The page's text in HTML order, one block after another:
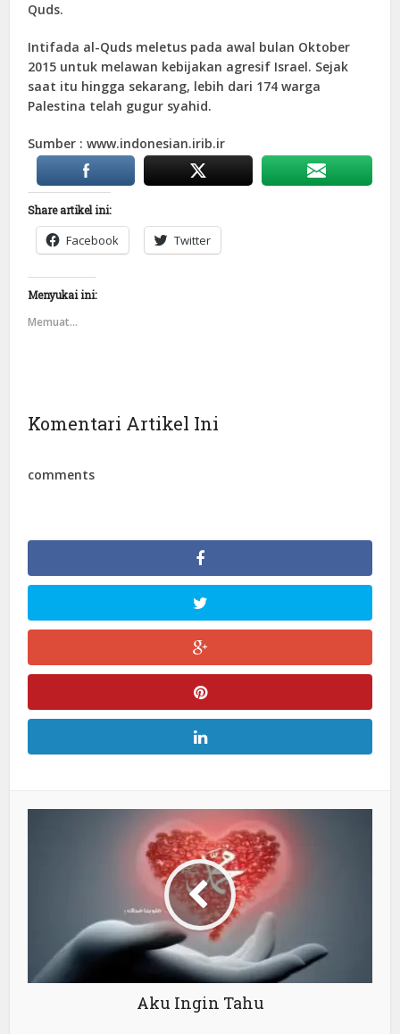
Quds.
Intifada al-Quds meletus pada awal bulan Oktober
2015 untuk melawan kebijakan agresif Israel. Sejak
saat itu hingga sekarang, lebih dari 174 warga
Palestina telah gugur syahid.
Sumber : www.indonesian.irib.ir
Share artikel ini:
Facebook Twitter
Menyukai ini:
Memuat...
Komentari Artikel Ini
comments
Aku Ingin Tahu